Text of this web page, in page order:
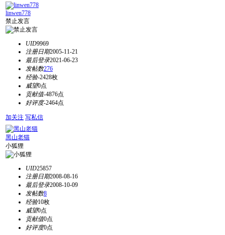
linwen778
禁止发言
UID9969
注册日期2005-11-21
最后登录2021-06-23
发帖数276
经验-2428枚
威望0点
贡献值-4876点
好评度-2464点
加关注 写私信
黑山老猫
小狐狸
UID25857
注册日期2008-08-16
最后登录2008-10-09
发帖数8
经验10枚
威望0点
贡献值0点
好评度0点